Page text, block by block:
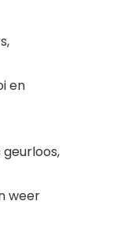
en
geurloos,
weer